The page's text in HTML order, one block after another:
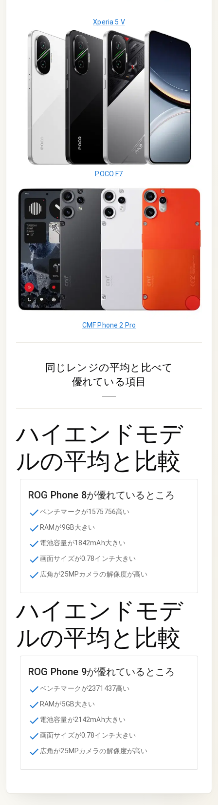
Xperia 5 V
POCO F7
CMF Phone 2 Pro
同じレンジの平均と比べて
優れている項目
ハイエンドモデ
ルの平均と比較
ROG Phone 8が優れているところ
ベンチマークが1575756高い
RAMが9GB大きい
電池容量が1842mAh大きい
画面サイズが0.78インチ大きい
広角が25MPカメラの解像度が高い
ハイエンドモデ
ルの平均と比較
ROG Phone 9が優れているところ
ベンチマークが2371437高い
RAMが5GB大きい
電池容量が2142mAh大きい
画面サイズが0.78インチ大きい
広角が25MPカメラの解像度が高い